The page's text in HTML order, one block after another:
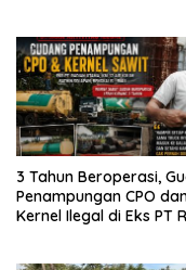
3 Tahun Beroperasi,
Penampungan CPO
Kernel Ilegal di Eks PT